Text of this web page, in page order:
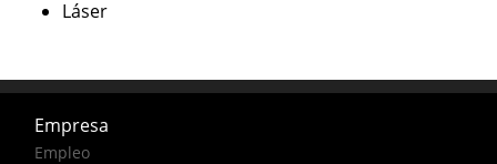
Láser
Empresa
Empleo